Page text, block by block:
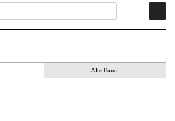
Alte Banci